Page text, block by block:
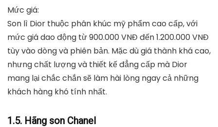
Mức giá:
Son lì Dior thuộc phân khúc mỹ phẩm cao cấp, với
mức giá dao động từ900.000 VNĐ đến 1.200.000 VNĐ
tùy vào dòng và phiên bản. Mặc dù giá thành khá cao,
nhưng chất lượng và thiết kế đẳng cấp mà Dior
mang lại chắc chắn sẽ làm hài lòng ngay cả những
khách hàng khó tính nhất.
1.5. Hãng son Chanel